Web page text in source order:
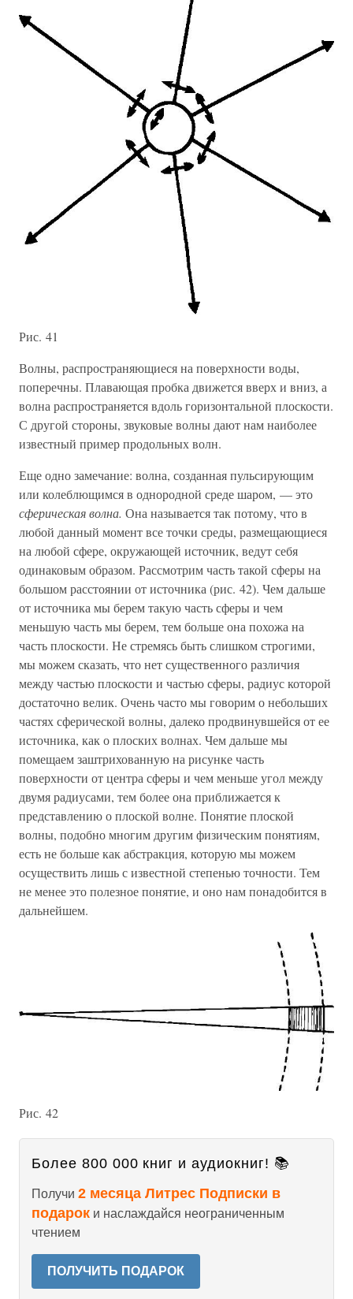
Рис. 41
Волны, распространяющиеся на поверхности воды,
поперечны. Плавающая пробка движется вверх и вниз, а
волна распространяется вдоль горизонтальной плоскости.
С другой стороны, звуковые волны дают нам наиболее
известный пример продольных волн.
Еще одно замечание: волна, созданная пульсирующим
или колеблющимся в однородной среде шаром, — это
сферическая волна. Она называется так потому, что в
любой данный момент все точки среды, размещающиеся
на любой сфере, окружающей источник, ведут себя
одинаковым образом. Рассмотрим часть такой сферы на
большом расстоянии от источника (рис. 42). Чем дальше
от источника мы берем такую часть сферы и чем
меньшую часть мы берем, тем больше она похожа на
часть плоскости. Не стремясь быть слишком строгими,
мы можем сказать, что нет существенного различия
между частью плоскости и частью сферы, радиус которой
достаточно велик. Очень часто мы говорим о небольших
частях сферической волны, далеко продвинувшейся от ее
источника, как о плоских волнах. Чем дальше мы
помещаем заштрихованную на рисунке часть
поверхности от центра сферы и чем меньше угол между
двумя радиусами, тем более она приближается к
представлению о плоской волне. Понятие плоской
волны, подобно многим другим физическим понятиям,
есть не больше как абстракция, которую мы можем
осуществить лишь с известной степенью точности. Тем
не менее это полезное понятие, и оно нам понадобится в
дальнейшем.
Рис. 42
Более 800 000 книг и аудиокниг! 📚
Получи 2 месяца Литрес Подписки в
подарок и наслаждайся неограниченным
чтением
ПОЛУЧИТЬ ПОДАРОК